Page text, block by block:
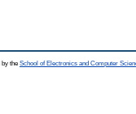
the School of Electronics and Computer